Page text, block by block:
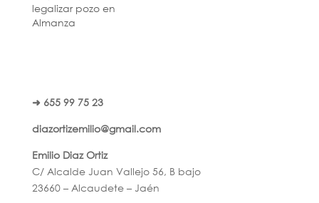
legalizar pozo en
Almanza
➜ 655 99 75 23
diazortizemilio@gmail.com
Emilio Diaz Ortiz
C/ Alcalde Juan Vallejo 56, B bajo
23660 – Alcaudete – Jaén